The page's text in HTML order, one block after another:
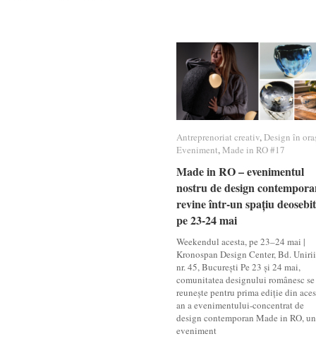
Antreprenoriat creativ,Design în
Eveniment,Made in RO #17
Made in RO – evenimentul
nostru de design
revine într-un spațiu
pe 23-24 mai
Weekendul acesta, pe 23–24 mai |
Kronospan Design Center, Bd. Unirii
nr. 45, București Pe 23 și 24 mai,
comunitatea designului românesc se
reunește pentru prima ediție din
an a evenimentului-concentrat de
design contemporan Made in RO, un
eveniment
Antreprenoriat creativ Design în
Eveniment Made in RO #17
Made in RO – evenimentul
nostru de design
revine într-un spațiu
pe 23-24 mai